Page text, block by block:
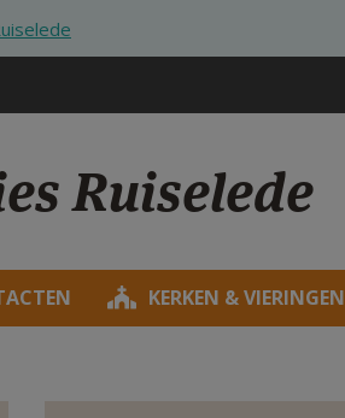
Ruiselede
KERKEN & VIERINGEN